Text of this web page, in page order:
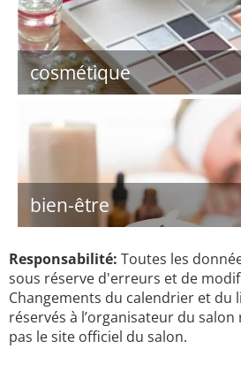
cosmétique
bien-être
Responsabilité: Toutes les
sous réserve d'erreurs et de
Changements du calendrier et du
réservés à l’organisateur du salon
pas le site officiel du salon.